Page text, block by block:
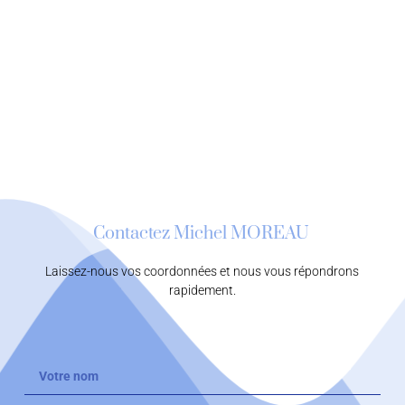
Contactez Michel MOREAU
Laissez-nous vos coordonnées et nous vous répondrons
rapidement.